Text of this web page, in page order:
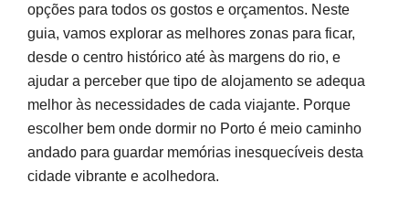
opções para todos os gostos e orçamentos. Neste
guia, vamos explorar as melhores zonas para ficar,
desde o centro histórico até às margens do rio, e
ajudar a perceber que tipo de alojamento se adequa
melhor às necessidades de cada viajante. Porque
escolher bem onde dormir no Porto é meio caminho
andado para guardar memórias inesquecíveis desta
cidade vibrante e acolhedora.